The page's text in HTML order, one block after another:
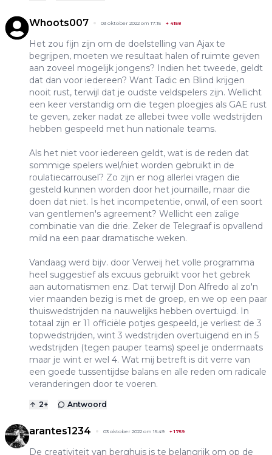
Whoots007 03 oktober 2022 om 17:15 + 4158
Het zou fijn zijn om de doelstelling van Ajax te
begrijpen, moeten we resultaat halen of ruimte geven
aan zoveel mogelijk jongens? Indien het tweede, geldt
dat dan voor iedereen? Want Tadic en Blind krijgen
nooit rust, terwijl dat je oudste veldspelers zijn. Wellicht
een keer verstandig om die tegen ploegjes als GAE rust
te geven, zeker nadat ze allebei twee volle wedstrijden
hebben gespeeld met hun nationale teams.
Als het niet voor iedereen geldt, wat is de reden dat
sommige spelers wel/niet worden gebruikt in de
roulatiecarrousel? Zo zijn er nog allerlei vragen die
gesteld kunnen worden door het journaille, maar die
doen dat niet. Is het incompetentie, onwil, of een soort
van gentlemen's agreement? Wellicht een zalige
combinatie van die drie. Zeker de Telegraaf is opvallend
mild na een paar dramatische weken.
Vandaag werd bijv. door Verweij het volle programma
heel suggestief als excuus gebruikt voor het gebrek
aan automatismen enz. Dat terwijl Don Alfredo al zo'n
vier maanden bezig is met de groep, en we op een paar
thuiswedstrijden na nauwelijks hebben overtuigd. In
totaal zijn er 11 officiële potjes gespeeld, je verliest de 3
topwedstrijden, wint 3 wedstrijden overtuigend en in 5
wedstrijden (tegen pauper teams) speel je ondermaats
maar je wint er wel 4. Wat mij betreft is dit verre van
een goede tussentijdse balans en alle reden om radicale
veranderingen door te voeren.
2+ Antwoord
arantes1234 03 oktober 2022 om 15:49 +1759
De creativiteit van berghuis is te belangrijk om op de